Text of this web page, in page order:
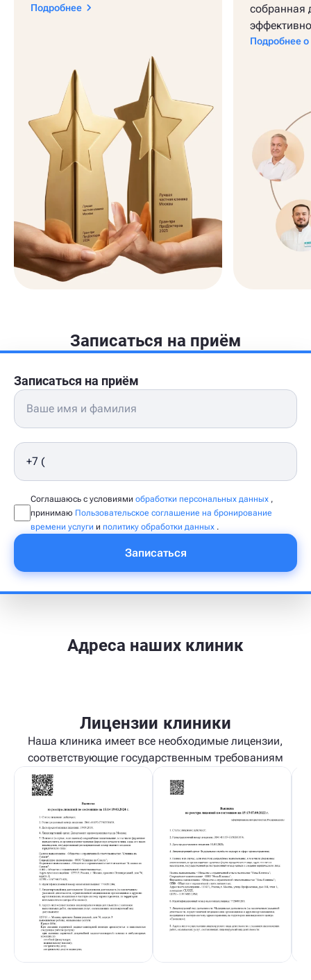
Подробнее
собранная
Подробнее о
Записаться на приём
Записаться на приём
Соглашаюсь с условиями обработки персональных данных ,
принимаю Пользовательское соглашение на бронирование
времени услуги и политику обработки данных .
Записаться
Адреса наших клиник
Лицензии клиники
Наша клиника имеет все необходимые лицензии,
соответствующие государственным требованиям